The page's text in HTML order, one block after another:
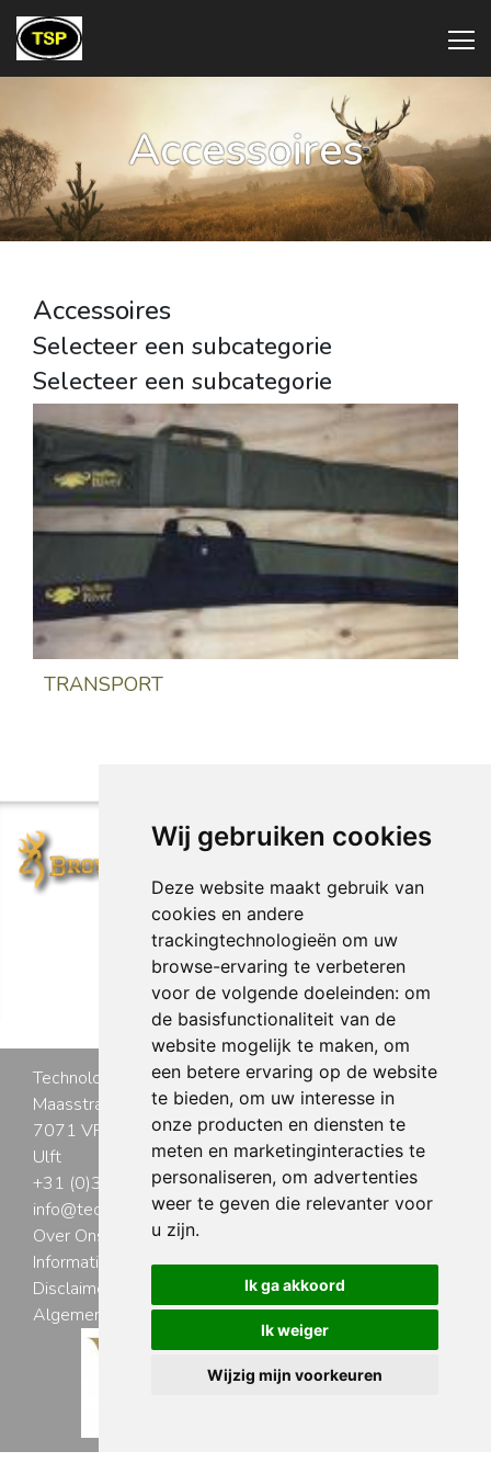
Wij gebruiken cookies
Deze website maakt gebruik van
cookies en andere
trackingtechnologieën om uw
browse-ervaring te verbeteren
voor de volgende doeleinden: om
de basisfunctionaliteit van de
website mogelijk te maken, om
een betere ervaring op de website
te bieden, om uw interesse in
onze producten en diensten te
meten en marketinginteracties te
personaliseren, om advertenties
weer te geven die relevanter voor
u zijn.
Ik ga akkoord
Ik weiger
Wijzig mijn voorkeuren
Accessoires
Accessoires
Selecteer een subcategorie
Selecteer een subcategorie
TRANSPORT
Technology Service Point
Maasstraat 22
7071 VR
Ulft
+31 (0)315 - 686280
info@technologyservicepoint.nl
Over Ons
Informatie Levering
Disclaimer
Algemene Voorwaarden